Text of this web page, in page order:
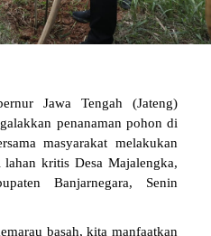
Jawa Tengah (Jateng)
penanaman pohon di
masyarakat melakukan
kritis Desa Majalengka,
Banjarnegara, Senin
basah, kita manfaatkan